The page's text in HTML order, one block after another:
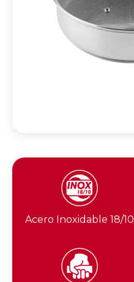
Acero Inoxidable 18/10